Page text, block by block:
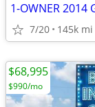
7/20 145k mi
$68,995
$990/mo